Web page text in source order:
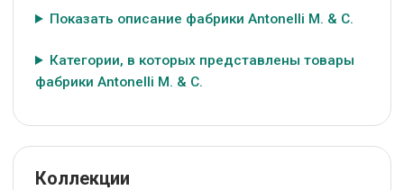
Показать описание фабрики Antonelli M. & C.
Категории, в которых представлены товары
фабрики Antonelli M. & C.
Коллекции